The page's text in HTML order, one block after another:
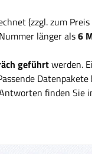
(zzgl. zum
länger als6
geführtwerden.
finden Sie